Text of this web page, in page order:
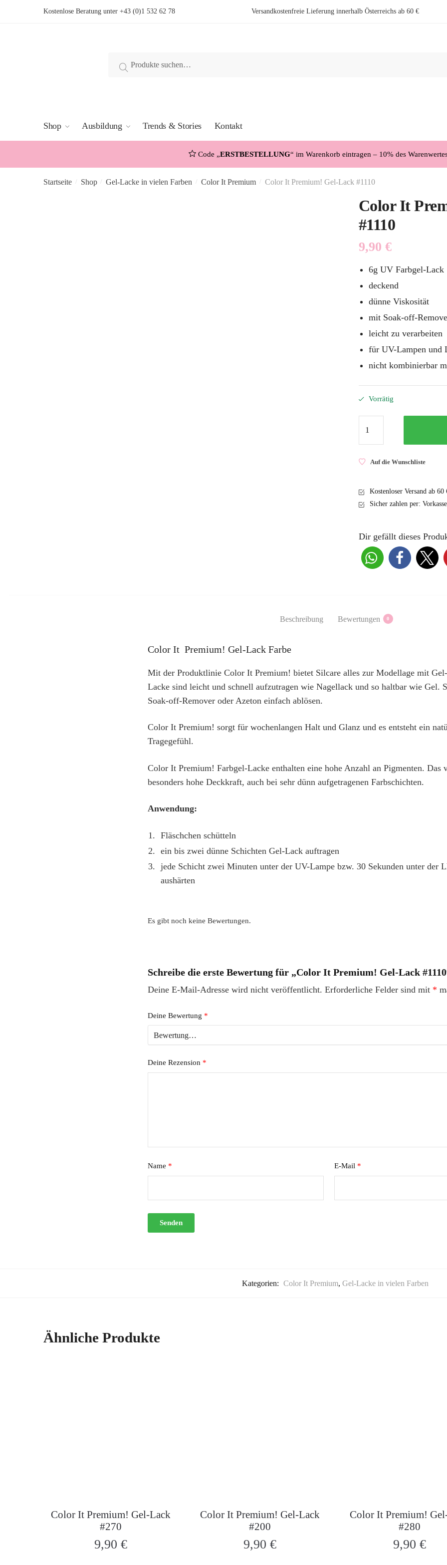
Kostenlose Beratung unter +43 (0)1 532 62 78 Versandkostenfreie Lieferung innerhalb Österreichs ab 60 €
nach:
Suche
Shop Ausbildung Trends & Stories Kontakt
Code „ERSTBESTELLUNG“ im Warenkorb eintragen – 10% des
Startseite / Shop / Gel-Lacke in vielen Farben / Color It Premium / Color It Premium! Gel-Lack #1110
Color It
#1110
9,90 €
6g UV Farbgel-Lack
deckend
dünne Viskosität
mit Soak-off-
leicht zu verarbeiten
für UV-Lampen und
nicht kombinierbar
Vorrätig
Gel-
#1110
Menge
Auf die Wunschliste
Kostenloser Versand ab 60
Sicher zahlen per:
Dir gefällt dieses
Beschreibung Bewertungen 0
Color It Premium! Gel-Lack Farbe
Mit der Produktlinie Color It Premium! bietet Silcare alles zur Modellage mit
Lacke sind leicht und schnell aufzutragen wie Nagellack und so haltbar wie Gel.
Soak-off-Remover oder Azeton einfach ablösen.
Color It Premium! sorgt für wochenlangen Halt und Glanz und es entsteht ein
Tragegefühl.
Color It Premium! Farbgel-Lacke enthalten eine hohe Anzahl an Pigmenten. Das
besonders hohe Deckkraft, auch bei sehr dünn aufgetragenen Farbschichten.
Anwendung:
Fläschchen schütteln
ein bis zwei dünne Schichten Gel-Lack auftragen
jede Schicht zwei Minuten unter der UV-Lampe bzw. 30 Sekunden unter der
aushärten
Es gibt noch keine Bewertungen.
Schreibe die erste Bewertung für „Color It Premium! Gel-Lack
Deine E-Mail-Adresse wird nicht veröffentlicht. Erforderliche Felder sind mit *
Deine Bewertung *
Deine Rezension *
Name * E-Mail *
Kategorien: Color It Premium, Gel-Lacke in vielen Farben
Ähnliche Produkte
Color It Premium! Gel-Lack
#270
9,90 €
Color It Premium! Gel-Lack
#200
9,90€
Color It Premium!
#280
9,90€